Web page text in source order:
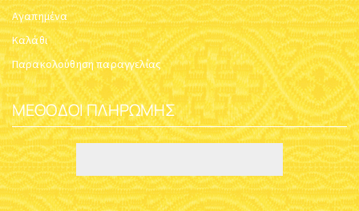
Αγαπημένα
Καλάθι
Παρακολούθηση παραγγελίας
ΜΈΘΟΔΟΙ ΠΛΗΡΩΜΉΣ